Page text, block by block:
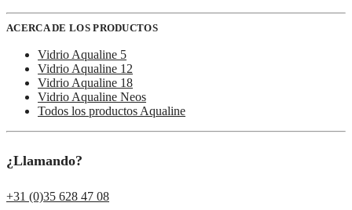
ACERCA DE LOS PRODUCTOS
Vidrio Aqualine 5
Vidrio Aqualine 12
Vidrio Aqualine 18
Vidrio Aqualine Neos
Todos los productos Aqualine
¿Llamando?
+31 (0)35 628 47 08